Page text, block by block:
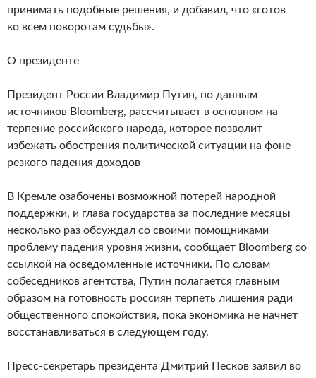
принимать подобные решения, и добавил, что «готов
ко всем поворотам судьбы».
О президенте
Президент России Владимир Путин, по данным
источников Bloomberg, рассчитывает в основном на
терпение российского народа, которое позволит
избежать обострения политической ситуации на фоне
резкого падения доходов
В Кремле озабочены возможной потерей народной
поддержки, и глава государства за последние месяцы
несколько раз обсуждал со своими помощниками
проблему падения уровня жизни, сообщает Bloomberg со
ссылкой на осведомленные источники. По словам
собеседников агентства, Путин полагается главным
образом на готовность россиян терпеть лишения ради
общественного спокойствия, пока экономика не начнет
восстанавливаться в следующем году.
Пресс-секретарь президента Дмитрий Песков заявил во